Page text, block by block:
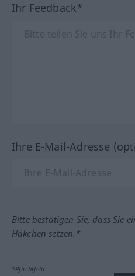
Ihr Feedback*
Ihre E-Mail-Adresse
Bitte bestätigen Sie, dass Sie
Häkchen setzen.*
*Pflichtfeld